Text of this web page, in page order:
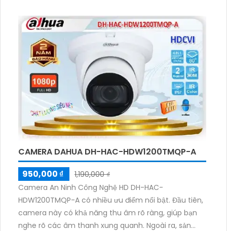
và BCS HD, giúp giám sát một cách hiệu quả với giá
cả phải chăng. Độ phân giải lên đến 2.0 MP mang đến
hình ảnh sắc nét và chi tiết. Sử dụng đầu ghi tích hợp
công nghệ nhìn đêm chất lượng Hồng Ngoại EXIR,
camera cũng có khả năng chống chói tốt hơn.
CAMERA DAHUA DH-HAC-HDW1200TMQP-A
950,000 ₫
1,190,000 ₫
Camera An Ninh Công Nghệ HD DH-HAC-
HDW1200TMQP-A có nhiều ưu điểm nổi bật. Đầu tiên,
camera này có khả năng thu âm rõ ràng, giúp bạn
nghe rõ các âm thanh xung quanh. Ngoài ra, sản